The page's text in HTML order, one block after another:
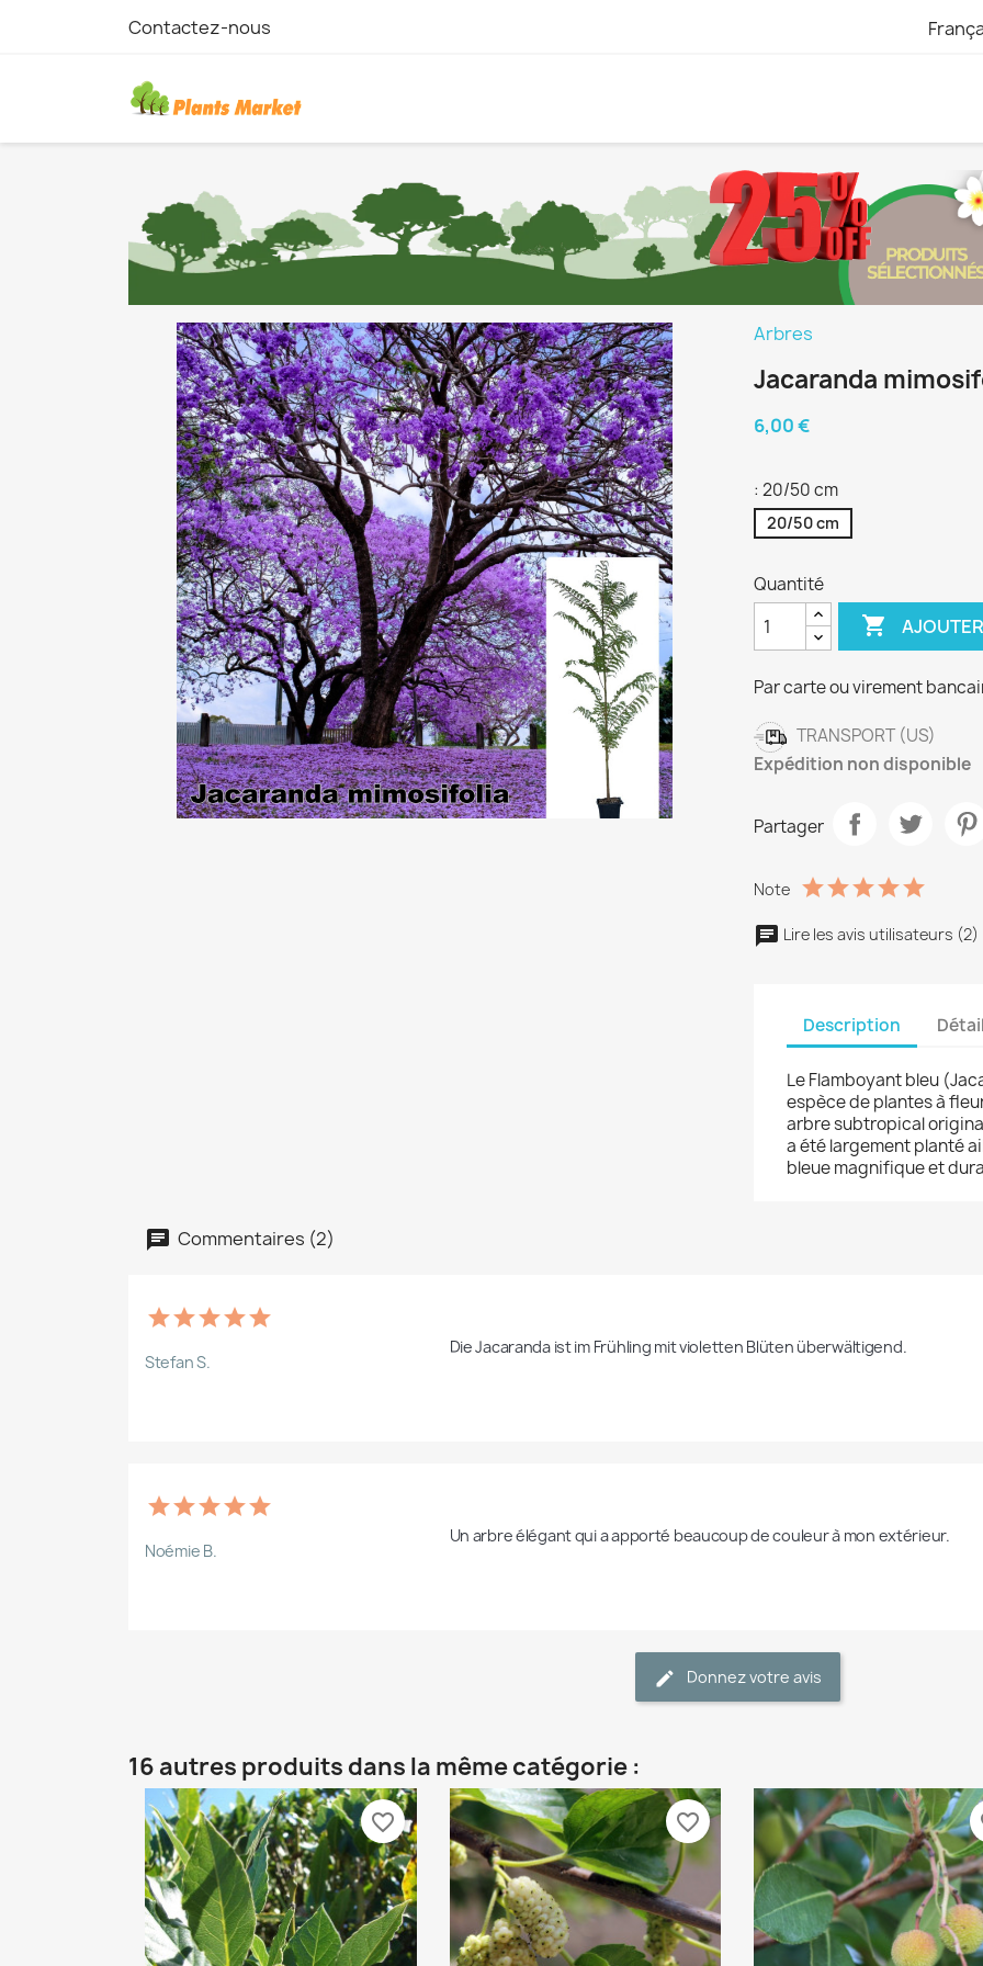
Contactez-nous
Arbres
Jacaranda
6,00 €
: 20/50 cm
20/50 cm
Quantité

Par carte ou virement
TRANSPORT (US)
Expédition non disponible
Partager
Note
Lire les avis utilisateurs (2)
Description
Le Flamboyant bleu
espèce de plantes à
arbre subtropical
a été largement planté
bleue magnifique et
Commentaires (2)
Stefan S.
Die Jacaranda ist im Frühling mit violetten Blüten überwältigend.
Noémie B.
Un arbre élégant qui a apporté beaucoup de couleur à mon extérieur.
Donnez votre avis
16 autres produits dans la même catégorie :
favorite_border favorite_border